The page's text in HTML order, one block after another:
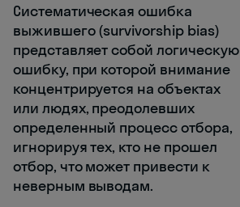
Систематическая ошибка
выжившего (survivorship bias)
представляет собой логическую
ошибку, при которой внимание
концентрируется на объектах
или людях, преодолевших
определенный процесс отбора,
игнорируя тех, кто не прошел
отбор, что может привести к
неверным выводам.